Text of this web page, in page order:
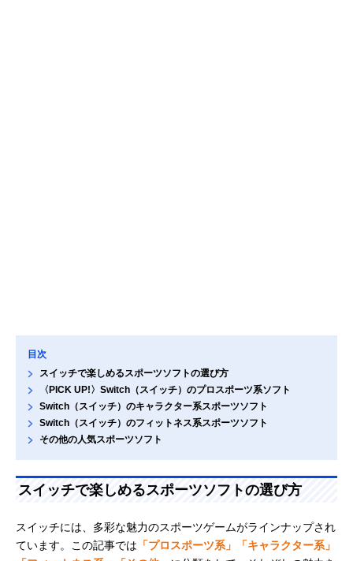
目次
スイッチで楽しめるスポーツソフトの選び方
〈PICK UP!〉Switch（スイッチ）のプロスポーツ系ソフト
Switch（スイッチ）のキャラクター系スポーツソフト
Switch（スイッチ）のフィットネス系スポーツソフト
その他の人気スポーツソフト
スイッチで楽しめるスポーツソフトの選び方
スイッチには、多彩な魅力のスポーツゲームがラインナップされ
ています。この記事では 「プロスポーツ系」「キャラクター系」